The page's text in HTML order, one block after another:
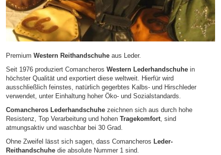
Premium Western Reithandschuhe aus Leder.
Seit 1976 produziert Comancheros Western Lederhandschuhe in
höchster Qualität und exportiert diese weltweit. Hierfür wird
ausschließlich feinstes, natürlich gegerbtes Kalbs- und Hirschleder
verwendet, unter Einhaltung hoher Öko- und Sozialstandards.
Comancheros Lederhandschuhe zeichnen sich aus durch hohe
Resistenz, Top Verarbeitung und hohen Tragekomfort, sind
atmungsaktiv und waschbar bei 30 Grad.
Ohne Zweifel lässt sich sagen, dass Comancheros Leder-
Reithandschuhe die absolute Nummer 1 sind.